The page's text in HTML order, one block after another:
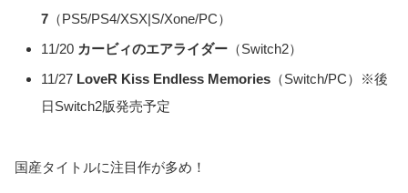
7 （PS5/PS4/XSX|S/Xone/PC）
11/20 カービィのエアライダー （Switch2）
11/27 LoveR Kiss Endless Memories （Switch/PC）※後
日Switch2版発売予定
国産タイトルに注目作が多め！